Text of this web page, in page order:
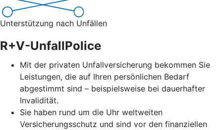
Unterstützung nach Unfällen
R+V-UnfallPolice
Mit der privaten Unfallversicherung bekommen Sie
Leistungen, die auf Ihren persönlichen Bedarf
abgestimmt sind – beispielsweise bei dauerhafter
Invalidität.
Sie haben rund um die Uhr weltweiten
Versicherungsschutz und sind vor den finanziellen